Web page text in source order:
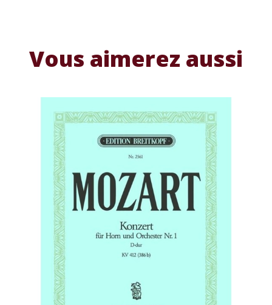
Vous aimerez aussi